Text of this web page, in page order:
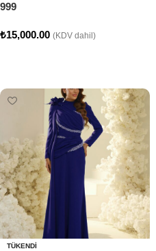
999
₺15,000.00 (KDV dahil)
TÜKENDI